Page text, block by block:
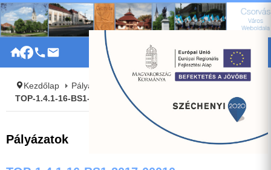
|
Kezdőlap Pályázatok
TOP-1.4.1-16-BS1-2017-00010
Pályázatok